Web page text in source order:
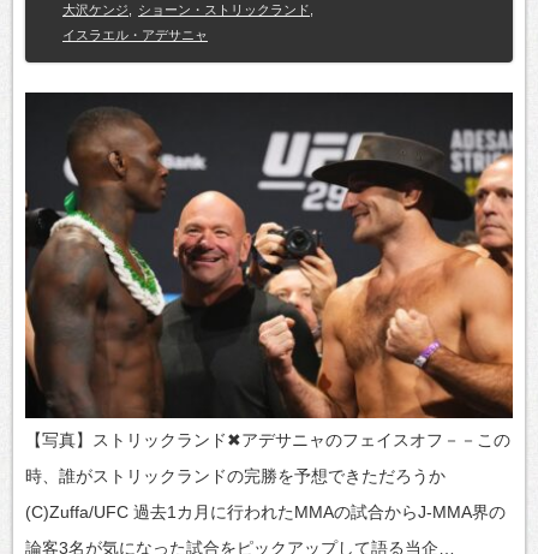
大沢ケンジ
ショーン・ストリックランド
イスラエル・アデサニャ
【写真】ストリックランド✖アデサニャのフェイスオフ－－この
時、誰がストリックランドの完勝を予想できただろうか
(C)Zuffa/UFC 過去1カ月に行われたMMAの試合からJ-MMA界の
論客3名が気になった試合をピックアップして語る当企…